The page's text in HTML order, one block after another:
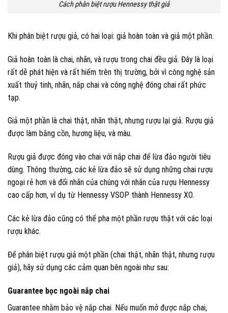
Cách phân biệt rượu Hennessy thật giả
Khi phân biệt rượu giả, có hai loại: giả hoàn toàn và giả một phần.
Giả hoàn toàn là chai, nhãn, và rượu trong chai đều giả. Đây là loại
rất dễ phát hiện và rất hiếm trên thị trường, bởi vì công nghệ sản
xuất thuỷ tinh, nhãn, nắp chai và công nghệ đóng chai rất phức
tạp.
Giả một phần là chai thật, nhãn thật, nhưng rượu lại giả. Rượu giả
được làm bằng cồn, hương liệu, và màu.
Rượu giả được đóng vào chai với nắp chai để lừa đảo người tiêu
dùng. Thông thường, các kẻ lừa đảo sẽ sử dụng những chai rượu
ngoại rẻ hơn và đổi nhãn của chúng với nhãn của rượu Hennessy
cao cấp hơn, ví dụ từ Hennessy VSOP thành Hennessy XO.
Các kẻ lừa đảo cũng có thể pha một phần rượu thật với các loại
rượu khác.
Để phân biệt rượu giả một phần (chai thật, nhãn thật, nhưng rượu
giả), hãy sử dụng các cảm quan bên ngoài như sau:
Guarantee bọc ngoài nắp chai
Guarantee nhằm bảo vệ nắp chai. Nếu muốn mở được nắp chai,